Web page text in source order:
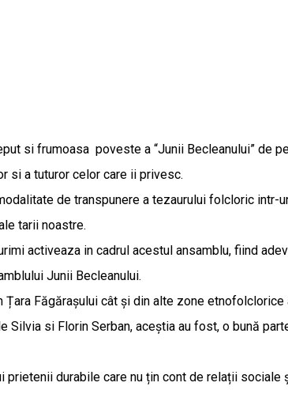
si frumoasa poveste a “Junii Becleanului” de
si a tuturor celor care ii privesc.
de transpunere a tezaurului folcloric intr-
tarii noastre.
activeaza in cadrul acestul ansamblu, fiind
Junii Becleanului.
Făgărașului cât și din alte zone etnofolclorice
si Florin Serban, aceștia au fost, o bună
durabile care nu țin cont de relații